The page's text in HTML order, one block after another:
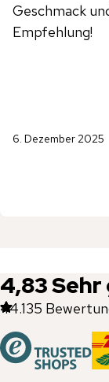
Geschmack
Empfehlung!
6. Dezember 2025
4,83
44.135